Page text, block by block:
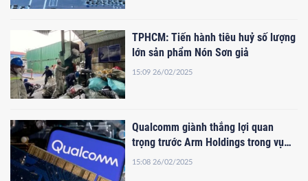
TPHCM: Tiến hành tiêu huỷ số lượng
lớn sản phẩm Nón Sơn giả
15:09 26/02/2025
Qualcomm giành thắng lợi quan
trọng trước Arm Holdings trong vụ
kiện liên quan đến chip
15:08 26/02/2025